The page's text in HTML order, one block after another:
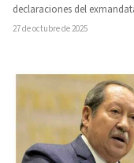
declaraciones del
“pura…
27 de octubre de 2025